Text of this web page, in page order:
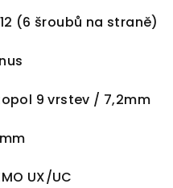
(6 šroubů na straně)
9 vrstev / 7,2mm
UX/UC